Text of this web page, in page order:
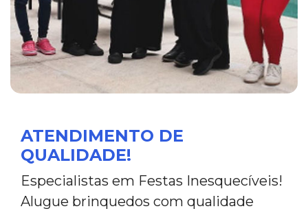
ATENDIMENTO DE
QUALIDADE!
Especialistas em Festas Inesquecíveis!
Alugue brinquedos com qualidade